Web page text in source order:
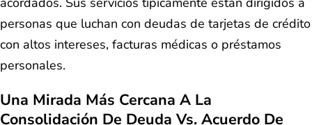
personas que luchan con deudas de tarjetas de crédito
con altos intereses, facturas médicas o préstamos
personales.
Una Mirada Más Cercana A La
Consolidación De Deuda Vs. Acuerdo De